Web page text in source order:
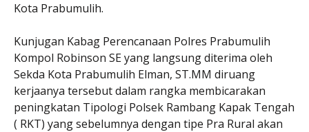
Kota Prabumulih.
Kunjugan Kabag Perencanaan Polres Prabumulih
Kompol Robinson SE yang langsung diterima oleh
Sekda Kota Prabumulih Elman, ST.MM diruang
kerjaanya tersebut dalam rangka membicarakan
peningkatan Tipologi Polsek Rambang Kapak Tengah
( RKT) yang sebelumnya dengan tipe Pra Rural akan